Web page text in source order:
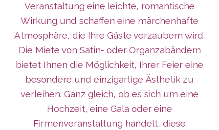
Veranstaltung eine leichte, romantische
Wirkung und schaffen eine märchenhafte
Atmosphäre, die Ihre Gäste verzaubern wird.
Die Miete von Satin- oder Organzabändern
bietet Ihnen die Möglichkeit, Ihrer Feier eine
besondere und einzigartige Ästhetik zu
verleihen. Ganz gleich, ob es sich um eine
Hochzeit, eine Gala oder eine
Firmenveranstaltung handelt, diese